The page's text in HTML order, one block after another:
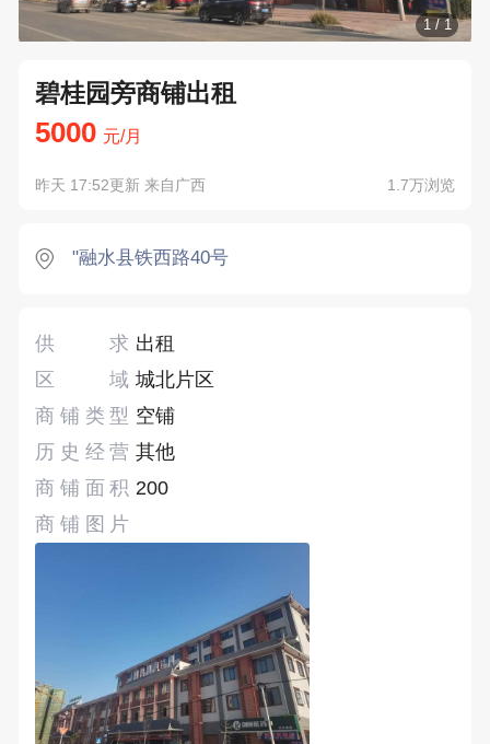
1/ 1
碧桂园旁商铺出租
5000 元/月
昨天 17:52更新 来自广西 1.7万浏览
"融水县铁西路40号
供求 出租
区域 城北片区
商铺类型 空铺
历史经营 其他
商铺面积 200
商铺图片